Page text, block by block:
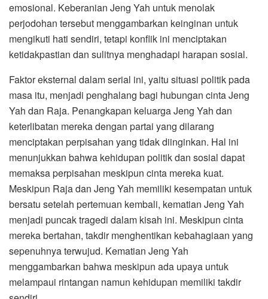
emosional. Keberanian Jeng Yah untuk menolak
perjodohan tersebut menggambarkan keinginan untuk
mengikuti hati sendiri, tetapi konflik ini menciptakan
ketidakpastian dan sulitnya menghadapi harapan sosial.
Faktor eksternal dalam serial ini, yaitu situasi politik pada
masa itu, menjadi penghalang bagi hubungan cinta Jeng
Yah dan Raja. Penangkapan keluarga Jeng Yah dan
keterlibatan mereka dengan partai yang dilarang
menciptakan perpisahan yang tidak diinginkan. Hal ini
menunjukkan bahwa kehidupan politik dan sosial dapat
memaksa perpisahan meskipun cinta mereka kuat.
Meskipun Raja dan Jeng Yah memiliki kesempatan untuk
bersatu setelah pertemuan kembali, kematian Jeng Yah
menjadi puncak tragedi dalam kisah ini. Meskipun cinta
mereka bertahan, takdir menghentikan kebahagiaan yang
sepenuhnya terwujud. Kematian Jeng Yah
menggambarkan bahwa meskipun ada upaya untuk
melampaui rintangan namun kehidupan memiliki takdir